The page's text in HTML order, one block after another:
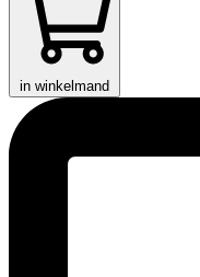
in winkelmand